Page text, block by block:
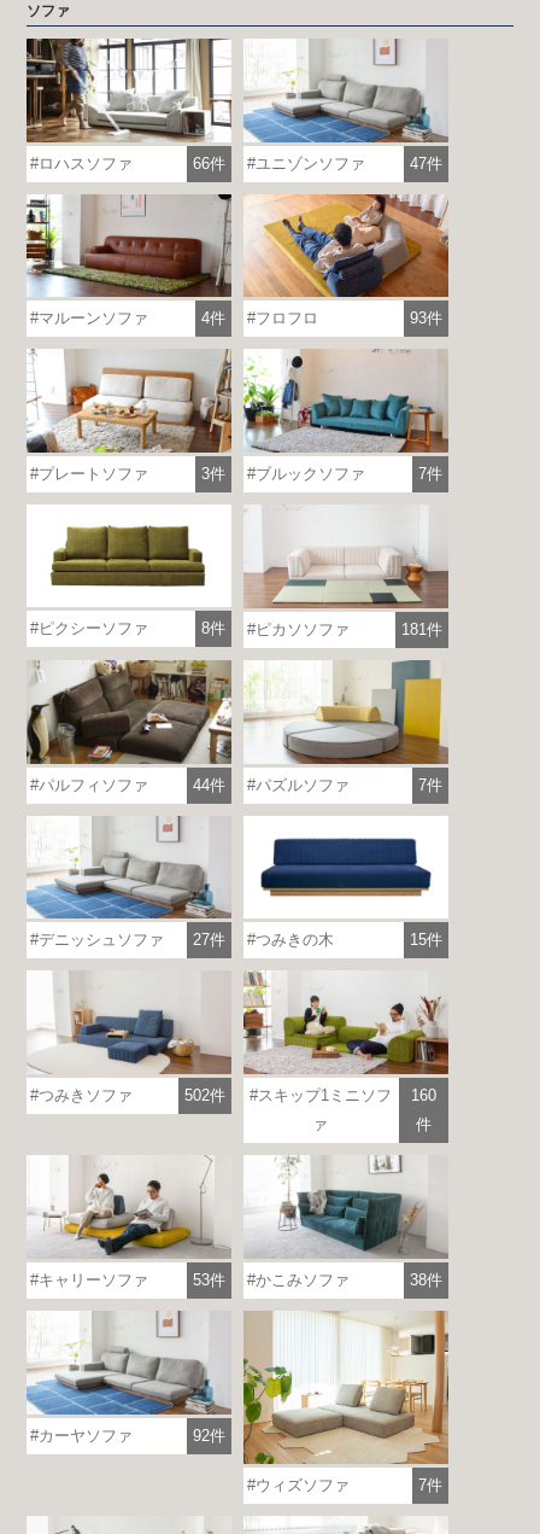
各地で出張ショールームを開催！
この機会にHAREMのソファをお試しくだ
さい。
※一部日時は予約制
詳しくはこちら
ソファ
ロハスソファ 66件 ユニゾンソファ 47件
マルーンソファ 4件 フロフロ 93件
プレートソファ 3件 ブルックソファ 7件
ピクシーソファ 8件 ピカソソファ 181件
パルフィソファ 44件 パズルソファ 7件
デニッシュソファ 27件 つみきの木 15件
つみきソファ 502件
スキップ1ミニソフ
ァ
160
件
キャリーソファ 53件 かこみソファ 38件
カーヤソファ 92件
ウィズソファ 7件